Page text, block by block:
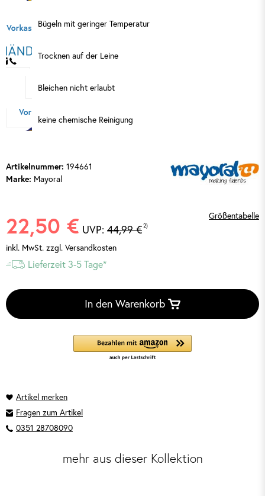
Bügeln mit geringer Temperatur
Trocknen auf der Leine
Bleichen nicht erlaubt
keine chemische Reinigung
Artikelnummer: 194661
Marke: Mayoral
Größentabelle
22,50 € UVP: 44,99 €2)
inkl. MwSt. zzgl. Versandkosten
Lieferzeit 3-5 Tage*
In den Warenkorb
Fragen zum Artikel
0351 28708090
mehr aus dieser Kollektion